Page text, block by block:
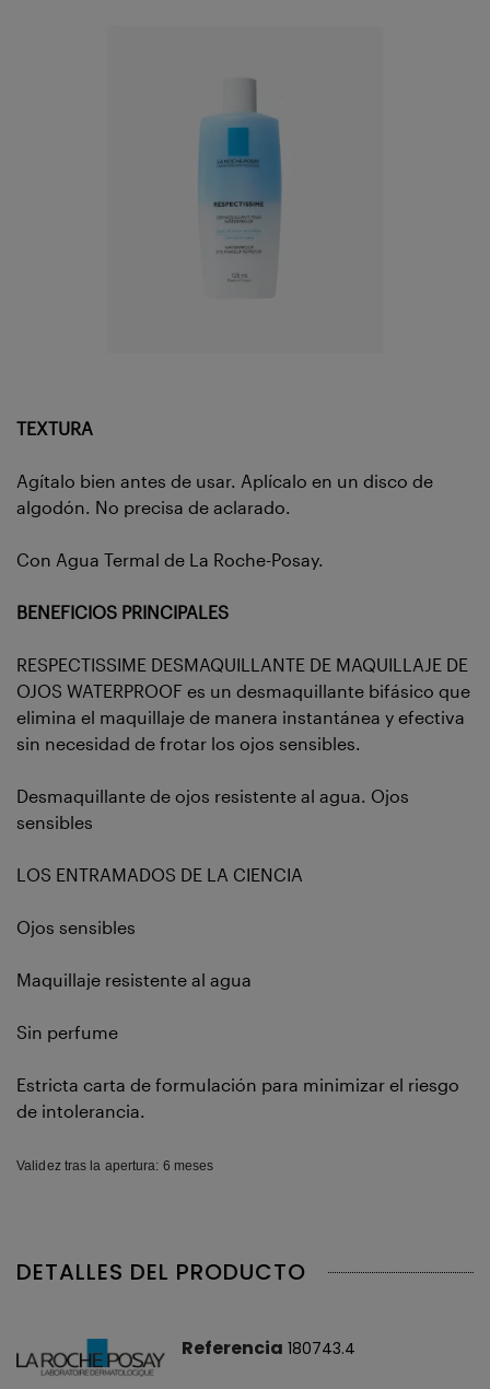
TEXTURA
Agítalo bien antes de usar. Aplícalo en un disco de
algodón. No precisa de aclarado.
Con Agua Termal de La Roche-Posay.
BENEFICIOS PRINCIPALES
RESPECTISSIME DESMAQUILLANTE DE MAQUILLAJE DE
OJOS WATERPROOF es un desmaquillante bifásico que
elimina el maquillaje de manera instantánea y efectiva
sin necesidad de frotar los ojos sensibles.
Desmaquillante de ojos resistente al agua. Ojos
sensibles
LOS ENTRAMADOS DE LA CIENCIA
Ojos sensibles
Maquillaje resistente al agua
Sin perfume
Estricta carta de formulación para minimizar el riesgo
de intolerancia.
Validez tras la apertura: 6 meses
DETALLES DEL PRODUCTO
Referencia 180743.4